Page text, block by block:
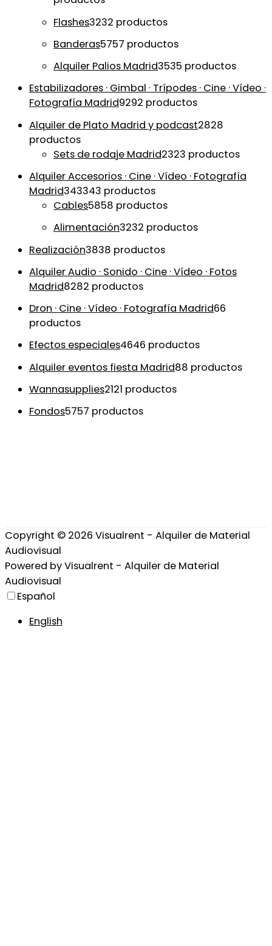
Flashes3232 productos
Banderas5757 productos
Alquiler Palios Madrid3535 productos
Estabilizadores · Gimbal · Trípodes · Cine · Vídeo ·
Fotografía Madrid9292 productos
Alquiler de Plato Madrid y podcast2828
productos
Sets de rodaje Madrid2323 productos
Alquiler Accesorios · Cine · Vídeo · Fotografía
Madrid343343 productos
Cables5858 productos
Alimentación3232 productos
Realización3838 productos
Alquiler Audio · Sonido · Cine · Vídeo · Fotos
Madrid8282 productos
Dron · Cine · Vídeo · Fotografía Madrid66
productos
Efectos especiales4646 productos
Alquiler eventos fiesta Madrid88 productos
Wannasupplies2121 productos
Fondos5757 productos
Copyright © 2026 Visualrent - Alquiler de Material
Audiovisual
Powered byVisualrent - Alquiler de Material
Audiovisual
Español
English